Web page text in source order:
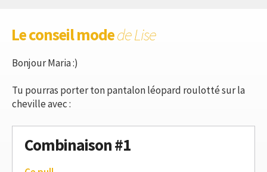
Le conseil modede Lise
Bonjour Maria :)
Tu pourras porter ton pantalon léopard roulotté sur la
cheville avec :
Combinaison #1